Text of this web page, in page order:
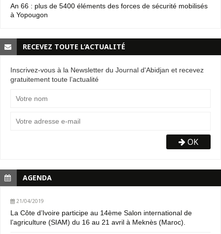
An 66 : plus de 5400 éléments des forces de sécurité mobilisés
à Yopougon
RECEVEZ TOUTE L’ACTUALITÉ
Inscrivez-vous à la Newsletter du Journal d'Abidjan et recevez
gratuitement toute l’actualité
OK
AGENDA
21/04/2019
La Côte d’Ivoire participe au 14ème Salon international de
l’agriculture (SIAM) du 16 au 21 avril à Meknès (Maroc).